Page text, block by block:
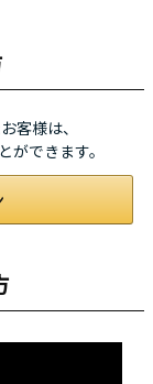
客様は、
ができます。